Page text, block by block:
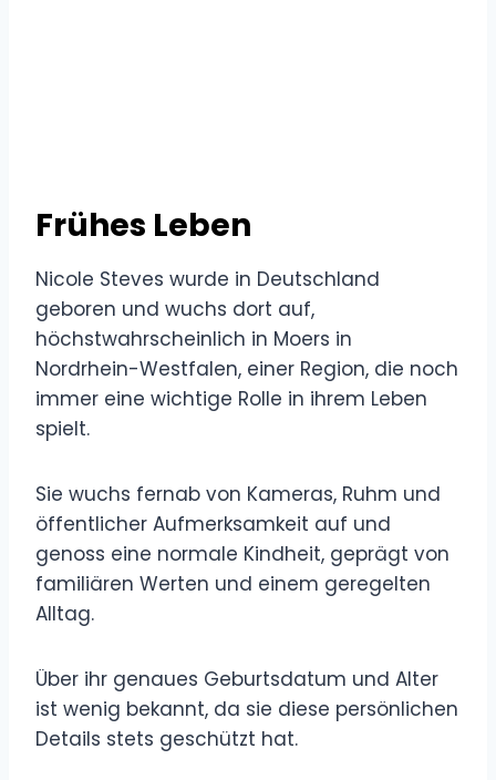
Frühes Leben
Nicole Steves wurde in Deutschland
geboren und wuchs dort auf,
höchstwahrscheinlich in Moers in
Nordrhein-Westfalen, einer Region, die noch
immer eine wichtige Rolle in ihrem Leben
spielt.
Sie wuchs fernab von Kameras, Ruhm und
öffentlicher Aufmerksamkeit auf und
genoss eine normale Kindheit, geprägt von
familiären Werten und einem geregelten
Alltag.
Über ihr genaues Geburtsdatum und Alter
ist wenig bekannt, da sie diese persönlichen
Details stets geschützt hat.